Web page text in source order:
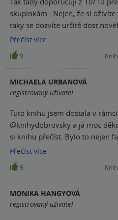
rádi dozvěděli něco víc, tak i
přečtení této knížky změní
na to, jak je důležité, abychom ji
přála, aby autorské duo
storek... A myslím, že nejsem
skupinkám . Nejen, že si
taky se dozvíte určitě dost
nenechají snad nikoho
záměr autora - přiblížit
populaci, určitě povedl.
Přečíst více
9
MICHAELA URBANOVÁ
registrovaný uživatel
Tuto knihu jsem dostala v
@knihydobrovsky a já moc
si knihu přečíst. Bylo to nejen
pohled na geologické výzkumy
neuvěřitelně poutavou sbírku
života lidí různých částí světa,
akce může vyvolat reakci, ať
bezvýznamná. Je to poutavé a
Přečíst více
9
MONIKA HANGYOVÁ
registrovaný uživatel